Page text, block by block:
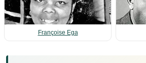
Françoise Ega